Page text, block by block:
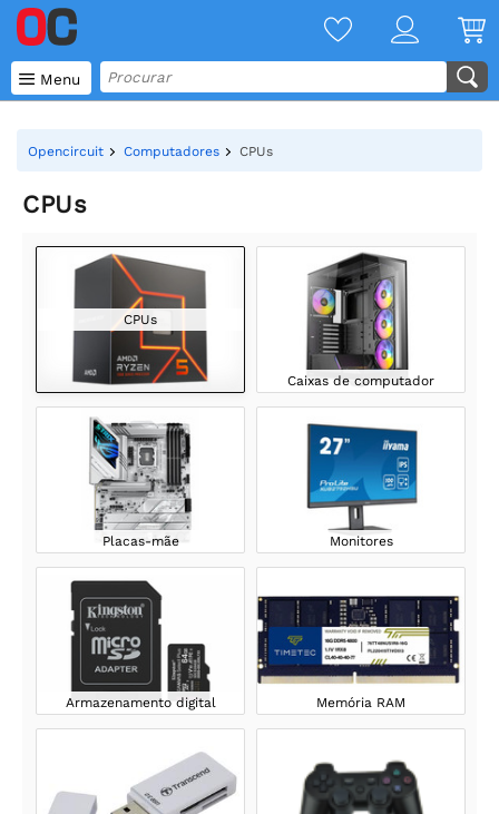
 Menu
Opencircuit Computadores CPUs
CPUs
CPUs
Caixas de computador
Placas-mãe Monitores
Armazenamento digital Memória RAM